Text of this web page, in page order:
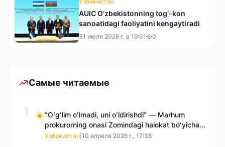
AUIC O‘zbekistonning tog‘-kon
sanoatidagi faoliyatini kengaytiradi
31 июля 2026 г. в 19:01 0
Самые читаемые
1
“Oʻgʻlim oʻlmadi, uni oʻldirishdi” — Marhum
prokurorning onasi Zomindagi halokat boʻyicha
qayta tergov talab qilmoqda
Узбекистан 10 апреля 2026 г., 17:38